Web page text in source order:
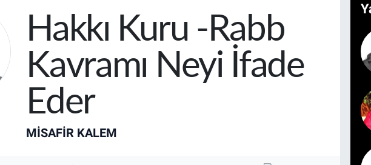
Hakkı Kuru -Rabb
Kavramı Neyi İfade
Eder
MISAFIR KALEM